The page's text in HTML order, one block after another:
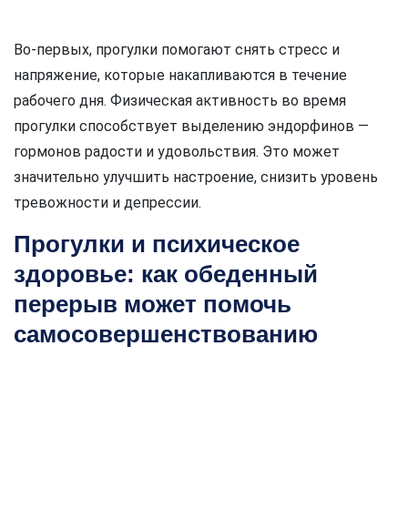
Во-первых, прогулки помогают снять стресс и
напряжение, которые накапливаются в течение
рабочего дня. Физическая активность во время
прогулки способствует выделению эндорфинов —
гормонов радости и удовольствия. Это может
значительно улучшить настроение, снизить уровень
тревожности и депрессии.
Прогулки и психическое
здоровье: как обеденный
перерыв может помочь
самосовершенствованию